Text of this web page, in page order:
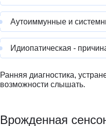
Аутоиммунные и
Идиопатическая -
Ранняя диагностика,
возможности слышать.
Врожденная